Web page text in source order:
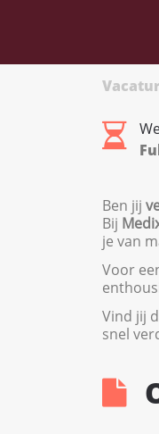
Ben jij
Bij
je van
Voor
Vind jij
snel